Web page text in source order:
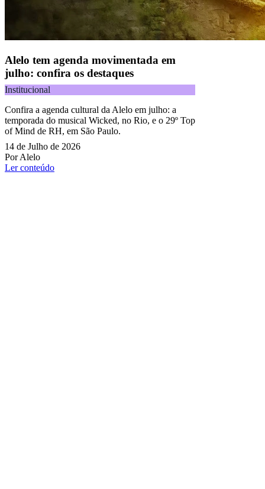
Alelo tem agenda movimentada em
julho: confira os destaques
Institucional
Confira a agenda cultural da Alelo em julho: a
temporada do musical Wicked, no Rio, e o 29º Top
of Mind de RH, em São Paulo.
14 de Julho de 2026
Por Alelo
Ler conteúdo